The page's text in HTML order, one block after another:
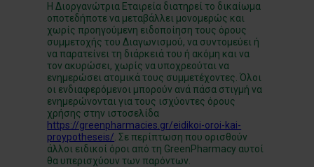
Η Διοργανώτρια Εταιρεία διατηρεί το δικαίωμα
οποτεδήποτε να μεταβάλλει μονομερώς και
χωρίς προηγούμενη ειδοποίηση τους όρους
συμμετοχής του Διαγωνισμού, να συντομεύει ή
να παρατείνει τη διάρκειά του ή ακόμη και να
τον ακυρώσει, χωρίς να υποχρεούται να
ενημερώσει ατομικά τους συμμετέχοντες. Όλοι
οι ενδιαφερόμενοι μπορούν ανά πάσα στιγμή να
ενημερώνονται για τους ισχύοντες όρους
χρήσης στην ιστοσελίδα
https://greenpharmacies.gr/eidikoi-oroi-kai-
proypotheseis/ . Σε περίπτωση που ορισθούν
άλλοι ειδικοί όροι από τη GreenPharmacy αυτοί
θα υπερισχύουν των παρόντων.